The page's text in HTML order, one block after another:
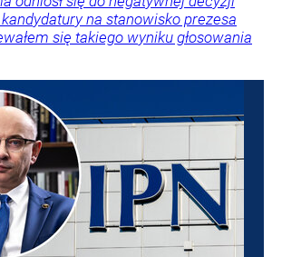
na stanowisko prezesa
się takiego wyniku głosowania